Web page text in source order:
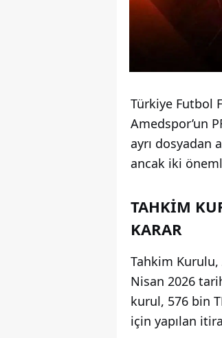
Türkiye Futbol
Amedspor’un
ayrı dosyadan
ancak iki
TAHKİM
KARAR
Tahkim
Nisan 2026
kurul, 576 bin
için yapılan